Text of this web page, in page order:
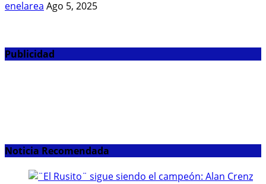
enelarea Ago 5, 2025
Publicidad
Noticia Recomendada